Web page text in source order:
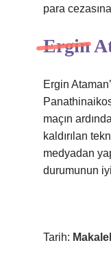
para cezasına
Ergin
Ergin
maçın
kaldırılan
medyadan
durumunun
Tarih: